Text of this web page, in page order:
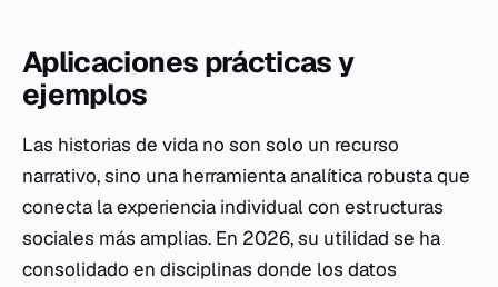
Aplicaciones prácticas y
ejemplos
Las historias de vida no son solo un recurso
narrativo, sino una herramienta analítica robusta que
conecta la experiencia individual con estructuras
sociales más amplias. En 2026, su utilidad se ha
consolidado en disciplinas donde los datos